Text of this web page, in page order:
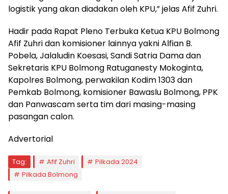
logistik yang akan diadakan oleh KPU,” jelas Afif Zuhri.
Hadir pada Rapat Pleno Terbuka Ketua KPU Bolmong
Afif Zuhri dan komisioner lainnya yakni Alfian B.
Pobela, Jalaludin Koesasi, Sandi Satria Dama dan
Sekretaris KPU Bolmong Ratuganesty Mokoginta,
Kapolres Bolmong, perwakilan Kodim 1303 dan
Pemkab Bolmong, komisioner Bawaslu Bolmong, PPK
dan Panwascam serta tim dari masing-masing
pasangan calon.
Advertorial
Tag: Afif Zuhri
Pilkada 2024
Pilkada Bolmong